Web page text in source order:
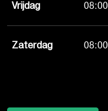
Vrijdag
Zaterdag